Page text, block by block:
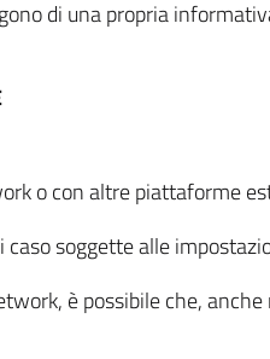
di una propria
o con altre piattaforme
soggette alle
è possibile che,